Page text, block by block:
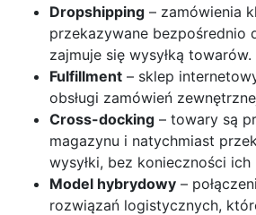
Dropshipping – zamówienia
przekazywane bezpośrednio
zajmuje się wysyłką towarów.
Fulfillment – sklep
obsługi zamówień
Cross-docking – towary są
magazynu i natychmiast
wysyłki, bez konieczności ich
Model hybrydowy –
rozwiązań logistycznych,